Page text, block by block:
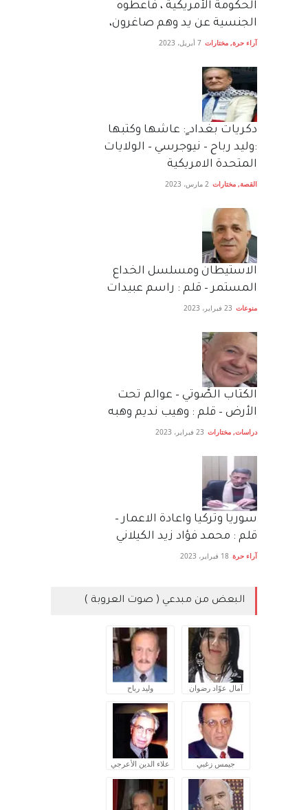
الحكومة الأمريكية ، فأعطوه
الجنسية عن يد وهم صاغرون،
آراء حرة, مختارات 7 أبريل، 2023
دكريات بغداد ٍ: عاشها وكتبها
:وليد رباح – نيوجرسي – الولايات
المتحدة الامريكية
القصة, مختارات 2 مارس، 2023
الاستيطان ومسلسل الخداع
المستمر – قلم : راسم عبيدات
منوعات 23 فبراير، 2023
الكتاب الصَّوتي – عوالم تحت
الأرض – قلم : وهيب نديم وهبه
دراسات, مختارات 23 فبراير، 2023
سوريا وتركيا واعادة الاعمار –
قلم : محمد فؤاد زيد الكيلاني
آراء حرة 18 فبراير، 2023
البعض من مبدعي ( صوت العروبة )
آمال عوّاد رضوان وليد رباح
جيمس زغبي علاء الدين الأعرجي